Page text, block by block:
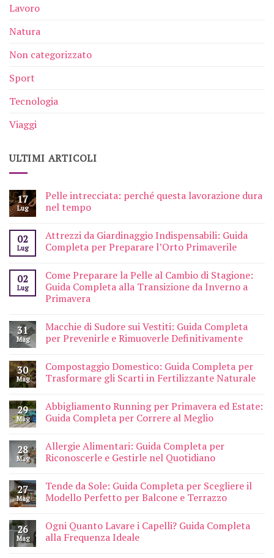
Lavoro
Natura
Non categorizzato
Sport
Tecnologia
Viaggi
ULTIMI ARTICOLI
17
Lug
Pelle intrecciata: perché questa lavorazione dura
nel tempo
02
Lug
Attrezzi da Giardinaggio Indispensabili: Guida
Completa per Preparare l’Orto Primaverile
02
Lug
Come Preparare la Pelle al Cambio di Stagione:
Guida Completa alla Transizione da Inverno a
Primavera
31
Mag
Macchie di Sudore sui Vestiti: Guida Completa
per Prevenirle e Rimuoverle Definitivamente
30
Mag
Compostaggio Domestico: Guida Completa per
Trasformare gli Scarti in Fertilizzante Naturale
29
Mag
Abbigliamento Running per Primavera ed Estate:
Guida Completa per Correre al Meglio
28
Mag
Allergie Alimentari: Guida Completa per
Riconoscerle e Gestirle nel Quotidiano
27
Mag
Tende da Sole: Guida Completa per Scegliere il
Modello Perfetto per Balcone e Terrazzo
26
Mag
Ogni Quanto Lavare i Capelli? Guida Completa
alla Frequenza Ideale